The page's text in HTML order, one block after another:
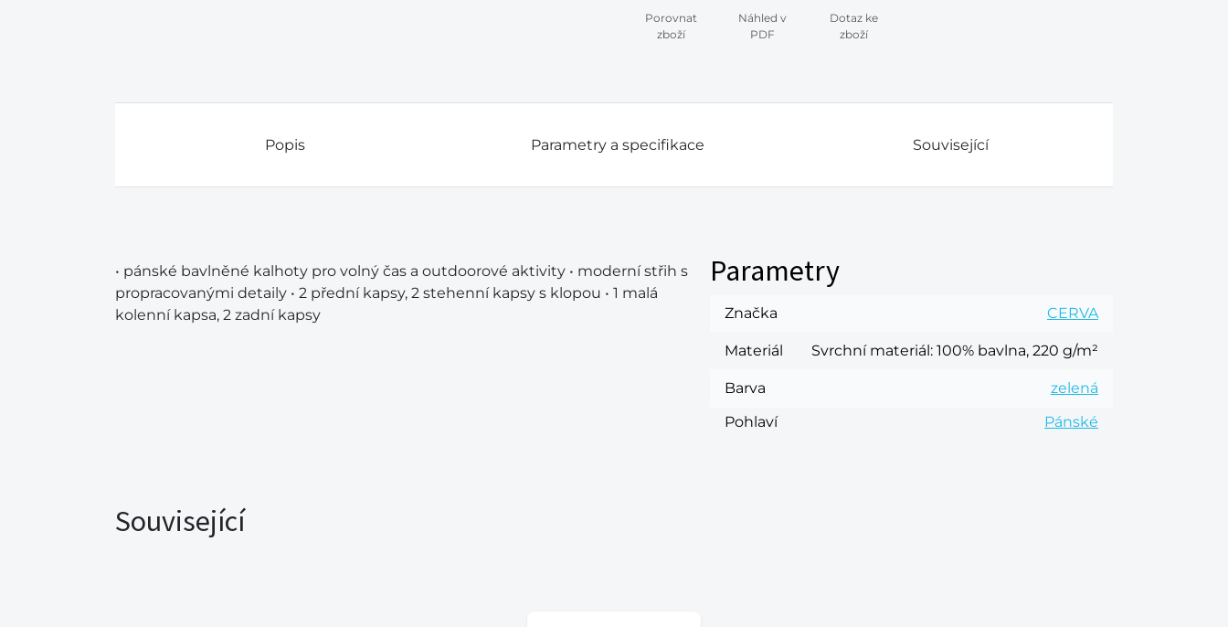
Porovnat
zboží
Náhled v
PDF
Dotaz ke
zboží
Popis Parametry a specifikace Související
• pánské bavlněné kalhoty pro volný čas a outdoorové aktivity • moderní střih s
propracovanými detaily • 2 přední kapsy, 2 stehenní kapsy s klopou • 1 malá
kolenní kapsa, 2 zadní kapsy
Parametry
Značka CERVA
Materiál Svrchní materiál: 100% bavlna, 220 g/m²
Barva
zelená
Pohlaví
Pánské
Související